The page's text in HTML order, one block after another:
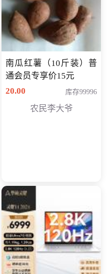
南瓜红薯（10斤装）普
通会员专享价15元
20.00
库存99996
农民李大爷